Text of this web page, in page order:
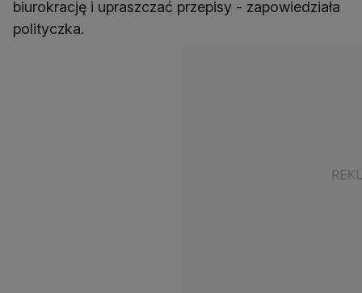
biurokrację i upraszczać przepisy - zapowiedziała
polityczka.